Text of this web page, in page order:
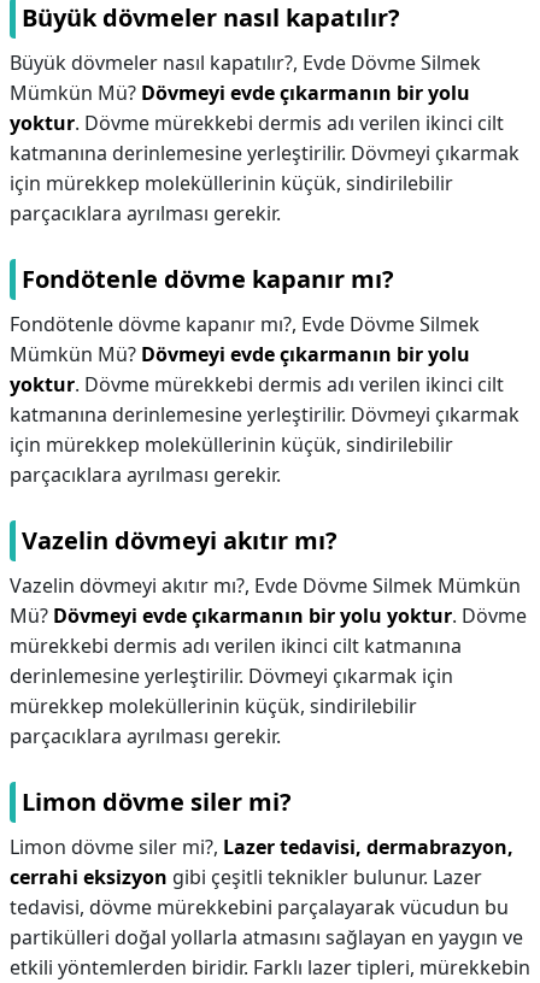
Büyük dövmeler nasıl kapatılır?
Büyük dövmeler nasıl kapatılır?, Evde Dövme Silmek
Mümkün Mü? Dövmeyi evde çıkarmanın bir yolu
yoktur. Dövme mürekkebi dermis adı verilen ikinci cilt
katmanına derinlemesine yerleştirilir. Dövmeyi çıkarmak
için mürekkep moleküllerinin küçük, sindirilebilir
parçacıklara ayrılması gerekir.
Fondötenle dövme kapanır mı?
Fondötenle dövme kapanır mı?, Evde Dövme Silmek
Mümkün Mü? Dövmeyi evde çıkarmanın bir yolu
yoktur. Dövme mürekkebi dermis adı verilen ikinci cilt
katmanına derinlemesine yerleştirilir. Dövmeyi çıkarmak
için mürekkep moleküllerinin küçük, sindirilebilir
parçacıklara ayrılması gerekir.
Vazelin dövmeyi akıtır mı?
Vazelin dövmeyi akıtır mı?, Evde Dövme Silmek Mümkün
Mü? Dövmeyi evde çıkarmanın bir yolu yoktur. Dövme
mürekkebi dermis adı verilen ikinci cilt katmanına
derinlemesine yerleştirilir. Dövmeyi çıkarmak için
mürekkep moleküllerinin küçük, sindirilebilir
parçacıklara ayrılması gerekir.
Limon dövme siler mi?
Limon dövme siler mi?, Lazer tedavisi, dermabrazyon,
cerrahi eksizyon gibi çeşitli teknikler bulunur. Lazer
tedavisi, dövme mürekkebini parçalayarak vücudun bu
partikülleri doğal yollarla atmasını sağlayan en yaygın ve
etkili yöntemlerden biridir. Farklı lazer tipleri, mürekkebin